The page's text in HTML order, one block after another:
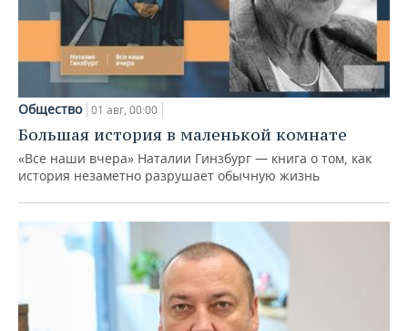
Общество 01 авг, 00:00
Большая история в маленькой комнате
«Все наши вчера» Наталии Гинзбург — книга о том, как
история незаметно разрушает обычную жизнь